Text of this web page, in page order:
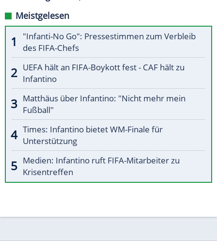
Meistgelesen
"Infanti-No Go": Pressestimmen zum Verbleib
des FIFA-Chefs
UEFA hält an FIFA-Boykott fest - CAF hält zu
Infantino
Matthäus über Infantino: "Nicht mehr mein
Fußball"
Times: Infantino bietet WM-Finale für
Unterstützung
Medien: Infantino ruft FIFA-Mitarbeiter zu
Krisentreffen